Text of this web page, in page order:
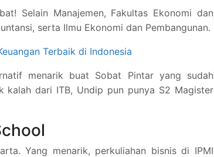
Selain Manajemen, Fakultas Ekonomi dan
serta Ilmu Ekonomi dan Pembangunan.
Terbaik di Indonesia
menarik buat Sobat Pintar yang sudah
kalah dari ITB, Undip pun punya S2 Magister
Yang menarik, perkuliahan bisnis di IPMI